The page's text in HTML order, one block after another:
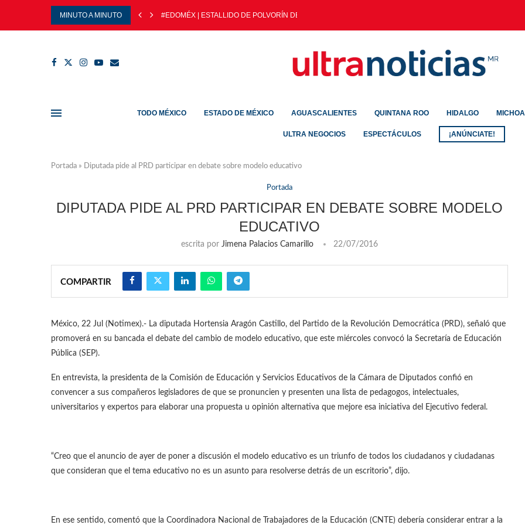
MINUTO A MINUTO #EDOMÉX | ESTALLIDO DE POLVORÍN DEJA SALDO DE...
TODO MÉXICO ESTADO DE MÉXICO AGUASCALIENTES QUINTANA ROO HIDALGO
ULTRA NEGOCIOS ESPECTÁCULOS ¡ANÚNCIATE!
Portada » Diputada pide al PRD participar en debate sobre modelo educativo
Portada
DIPUTADA PIDE AL PRD PARTICIPAR EN DEBATE SOBRE MODELO
EDUCATIVO
escrita por Jimena Palacios Camarillo 22/07/2016
COMPARTIR
México, 22 Jul (Notimex).- La diputada Hortensia Aragón Castillo, del Partido de la Revolución Democrática (PRD), señaló que
promoverá en su bancada el debate del cambio de modelo educativo, que este miércoles convocó la Secretaría de Educación
Pública (SEP).
En entrevista, la presidenta de la Comisión de Educación y Servicios Educativos de la Cámara de Diputados confió en
convencer a sus compañeros legisladores de que se pronuncien y presenten una lista de pedagogos, intelectuales,
universitarios y expertos para elaborar una propuesta u opinión alternativa que mejore esa iniciativa del Ejecutivo federal.
“Creo que el anuncio de ayer de poner a discusión el modelo educativo es un triunfo de todos los ciudadanos y ciudadanas
que consideran que el tema educativo no es un asunto para resolverse detrás de un escritorio”, dijo.
En ese sentido, comentó que la Coordinadora Nacional de Trabajadores de la Educación (CNTE) debería considerar entrar a la